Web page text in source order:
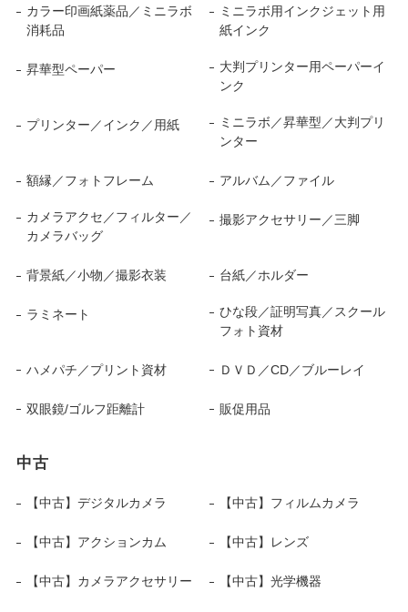
カラー印画紙薬品／ミニラボ
消耗品
ミニラボ用インクジェット用
紙インク
昇華型ペーパー
大判プリンター用ペーパーイ
ンク
プリンター／インク／用紙
ミニラボ／昇華型／大判プリ
ンター
額縁／フォトフレーム アルバム／ファイル
カメラアクセ／フィルター／
カメラバッグ
撮影アクセサリー／三脚
背景紙／小物／撮影衣装 台紙／ホルダー
ラミネート
ひな段／証明写真／スクール
フォト資材
ハメパチ／プリント資材 ＤＶＤ／CD／ブルーレイ
双眼鏡/ゴルフ距離計 販促用品
中古
【中古】デジタルカメラ 【中古】フィルムカメラ
【中古】アクションカム 【中古】レンズ
【中古】カメラアクセサリー 【中古】光学機器